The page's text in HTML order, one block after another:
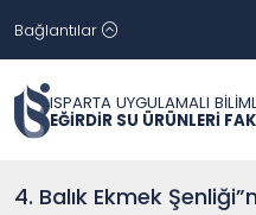
Bağlantılar
ISPARTA UYGULAMALI
EĞİRDİR SU ÜRÜNLERİ
4. Balık Ekmek